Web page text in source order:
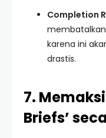
Completion
karena ini
drastis.
7.
Briefs’